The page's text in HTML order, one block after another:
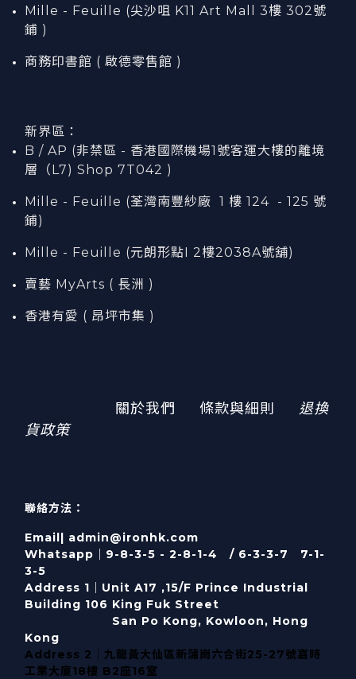
Mille - Feuille (尖沙咀 K11 Art Mall 3樓 302號
鋪 )
商務印書館 ( 啟德零售館 )
新界區：
B / AP (非禁區 - 香港國際機場1號客運大樓的離境
層（L7) Shop 7T042 )
Mille - Feuille (荃灣南豐紗廠 1 樓 124 - 125 號
鋪)
Mille - Feuille (元朗形點I 2樓2038A號舖)
賣藝 MyArts ( 長洲 )
香港有愛 ( 昂坪市集 )
關於我們 條款與細則
退換
貨政策
聯絡方法：
Email| admin@ironhk.com
Whatsapp｜9-8-3-5 - 2-8-1-4 / 6-3-3-7 7-1-
3-5
Address 1｜ Unit A17 ,15/F Prince Industrial
Building 106 King Fuk Street
San Po Kong, Kowloon, Hong
Kong
Address 2｜九龍黃大仙區新蒲崗六合街25-27號嘉時
工業大廈18樓 B2座16室